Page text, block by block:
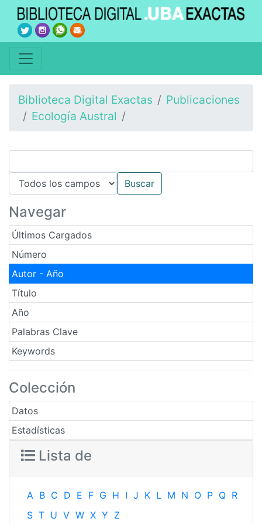
Biblioteca Digital Exactas
Publicaciones
Ecología Austral
Navegar
Últimos Cargados
Número
Autor - Año
Título
Año
Palabras Clave
Keywords
Colección
Datos
Estadísticas
Lista de
A B C D E F G H I J K L M N O P Q R
S T U V W X Y Z